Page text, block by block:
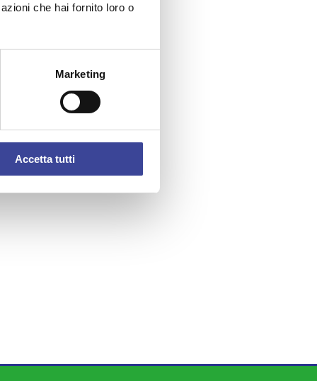
che hai fornito loro o
Marketing
Accetta tutti